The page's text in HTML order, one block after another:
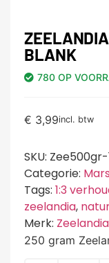
BLANK
780 OP
€ 3,99incl. btw
SKU: Zee500gr-
Categorie:
Tags: 1:3
zeelandia,
Merk: Zeelandia
250 gram